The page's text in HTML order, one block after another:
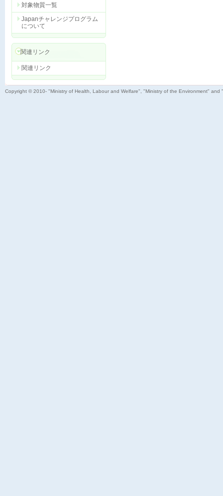
対象物質一覧
Japanチャレンジプログラム
について
関連リンク
関連リンク
Copyright © 2010- "Ministry of Health, Labour and Welfare", "Ministry of the Environment"